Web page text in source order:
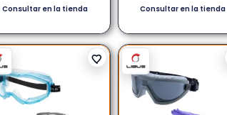
Consultar en la tienda Consultar en la tienda